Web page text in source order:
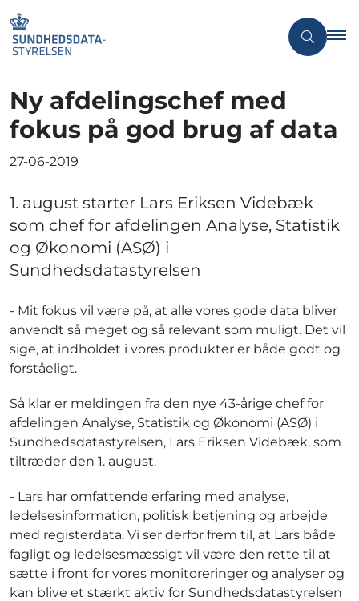
Ny afdelingschef med
fokus på god brug af data
27-06-2019
1. august starter Lars Eriksen Videbæk
som chef for afdelingen Analyse, Statistik
og Økonomi (ASØ) i
Sundhedsdatastyrelsen
- Mit fokus vil være på, at alle vores gode data bliver
anvendt så meget og så relevant som muligt. Det vil
sige, at indholdet i vores produkter er både godt og
forståeligt.
Så klar er meldingen fra den nye 43-årige chef for
afdelingen Analyse, Statistik og Økonomi (ASØ) i
Sundhedsdatastyrelsen, Lars Eriksen Videbæk, som
tiltræder den 1. august.
- Lars har omfattende erfaring med analyse,
ledelsesinformation, politisk betjening og arbejde
med registerdata. Vi ser derfor frem til, at Lars både
fagligt og ledelsesmæssigt vil være den rette til at
sætte i front for vores monitoreringer og analyser og
kan blive et stærkt aktiv for Sundhedsdatastyrelsen